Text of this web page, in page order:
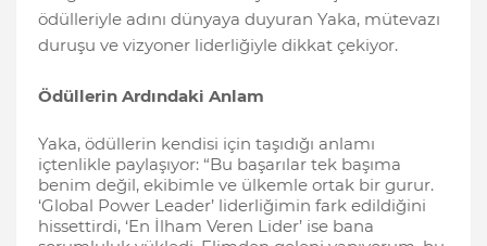
ödülleriyle adını dünyaya duyuran Yaka, mütevazı
duruşu ve vizyoner liderliğiyle dikkat çekiyor.
Ödüllerin Ardındaki Anlam
Yaka, ödüllerin kendisi için taşıdığı anlamı
içtenlikle paylaşıyor: “Bu başarılar tek başıma
benim değil, ekibimle ve ülkemle ortak bir gurur.
‘Global Power Leader’ liderliğimin fark edildiğini
hissettirdi, ‘En İlham Veren Lider’ ise bana